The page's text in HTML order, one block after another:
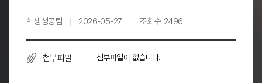
학생성공팀 2026-05-27 조회수 2496
첨부파일 첨부파일이 없습니다.